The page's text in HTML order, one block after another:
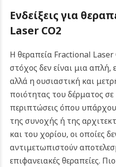
Ενδείξεις για
Laser CO2
Η θεραπεία Fractional Laser
στόχος δεν είναι μια
αλλά η ουσιαστική και
ποιότητας του δέρματος σε
περιπτώσεις όπου
της συνοχής ή της
και του χορίου, οι οποίες
αντιμετωπιστούν
επιφανειακές θεραπείες.